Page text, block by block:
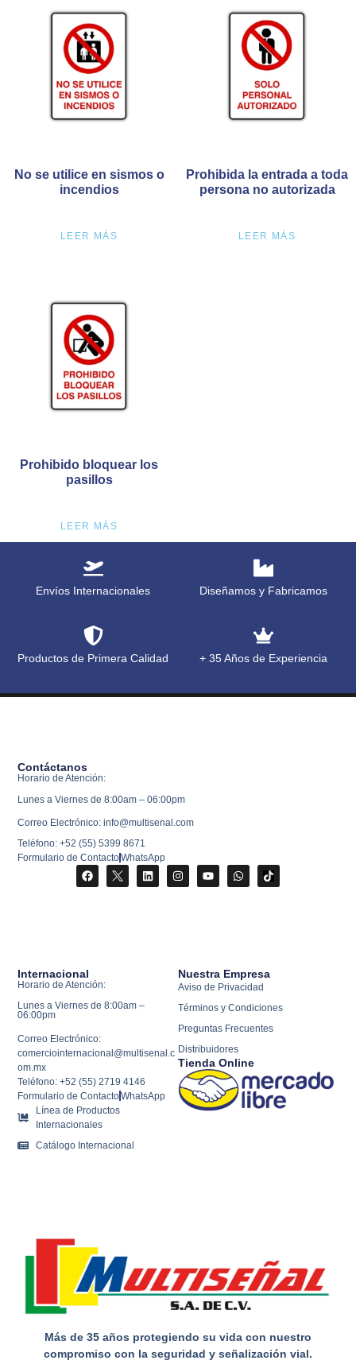
No se utilice en sismos o
incendios
LEER MÁS
Prohibida la entrada a toda
persona no autorizada
LEER MÁS
Prohibido bloquear los
pasillos
LEER MÁS
Envíos Internacionales Diseñamos y Fabricamos
Productos de Primera Calidad + 35 Años de Experiencia
Más de 35 años protegiendo su vida con nuestro
compromiso con la seguridad y señalización vial.
Nuestra Empresa
Aviso de Privacidad
Términos y Condiciones
Preguntas Frecuentes
Distribuidores
Tienda Online
Internacional
Horario de Atención:
Lunes a Viernes de 8:00am –
06:00pm
Correo Electrónico:
comerciointernacional@multisenal.c
om.mx
Teléfono: +52 (55) 2719 4146
Formulario de ContactoWhatsApp
Línea de Productos
Internacionales
Catálogo Internacional
Contáctanos
Horario de Atención:
Lunes a Viernes de 8:00am – 06:00pm
Correo Electrónico: info@multisenal.com
Teléfono: +52 (55) 5399 8671
Formulario de ContactoWhatsApp